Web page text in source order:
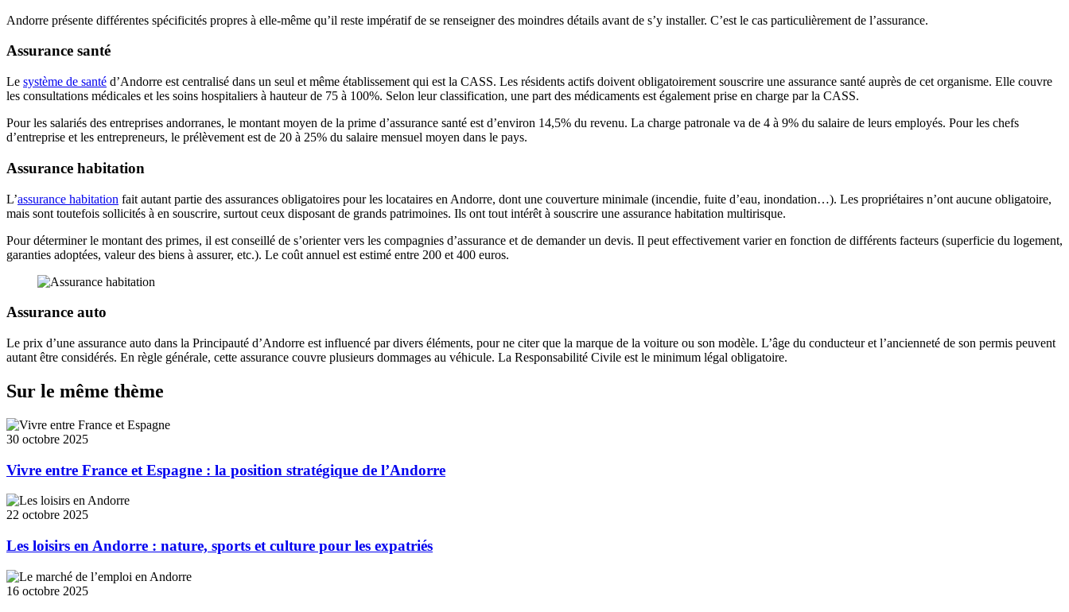
Andorre présente différentes spécificités propres à elle-même qu’il reste impératif de se renseigner des moindres détails avant de s’y installer. C’est le cas particulièrement de l’assurance.
Assurance santé
Le système de santé d’Andorre est centralisé dans un seul et même établissement qui est la CASS. Les résidents actifs doivent obligatoirement souscrire une assurance santé auprès de cet organisme. Elle couvre
les consultations médicales et les soins hospitaliers à hauteur de 75 à 100%. Selon leur classification, une part des médicaments est également prise en charge par la CASS.
Pour les salariés des entreprises andorranes, le montant moyen de la prime d’assurance santé est d’environ 14,5% du revenu. La charge patronale va de 4 à 9% du salaire de leurs employés. Pour les chefs
d’entreprise et les entrepreneurs, le prélèvement est de 20 à 25% du salaire mensuel moyen dans le pays.
Assurance habitation
L’assurance habitation fait autant partie des assurances obligatoires pour les locataires en Andorre, dont une couverture minimale (incendie, fuite d’eau, inondation…). Les propriétaires n’ont aucune obligatoire,
mais sont toutefois sollicités à en souscrire, surtout ceux disposant de grands patrimoines. Ils ont tout intérêt à souscrire une assurance habitation multirisque.
Pour déterminer le montant des primes, il est conseillé de s’orienter vers les compagnies d’assurance et de demander un devis. Il peut effectivement varier en fonction de différents facteurs (superficie du logement,
garanties adoptées, valeur des biens à assurer, etc.). Le coût annuel est estimé entre 200 et 400 euros.
Assurance auto
Le prix d’une assurance auto dans la Principauté d’Andorre est influencé par divers éléments, pour ne citer que la marque de la voiture ou son modèle. L’âge du conducteur et l’ancienneté de son permis peuvent
autant être considérés. En règle générale, cette assurance couvre plusieurs dommages au véhicule. La Responsabilité Civile est le minimum légal obligatoire.
Sur le même thème
30 octobre 2025
Vivre entre France et Espagne : la position stratégique de l’Andorre
22 octobre 2025
Les loisirs en Andorre : nature, sports et culture pour les expatriés
16 octobre 2025